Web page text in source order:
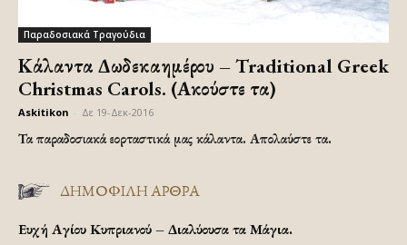
Παραδοσιακά Τραγούδια
Κάλαντα Δωδεκαημέρου – Traditional Greek
Christmas Carols. (Ακούστε τα)
Askitikon Δε 19-Δεκ-2016
Τα παραδοσιακά εορταστικά μας κάλαντα. Απολαύστε τα.
ΔΗΜΟΦΙΛΗ ΑΡΘΡΑ
Ευχή Αγίου Κυπριανού – Διαλύουσα τα Μάγια.